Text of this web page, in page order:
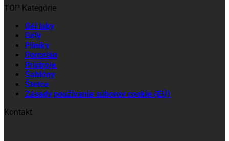
TOP Kategórie
Gél laky
Gély
Pilníky
Porcelán
Prístroje
Šablóny
Štetce
Zásady používania súborov cookie (EÚ)
Kontakt